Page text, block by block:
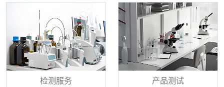
检测服务 产品测试